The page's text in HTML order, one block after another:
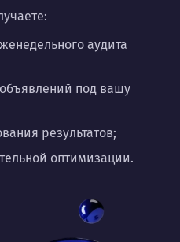
аудита
под вашу
результатов;
оптимизации.